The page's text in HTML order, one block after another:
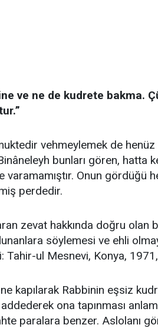
ve ne de kudrete bakma.
vehmeylemek de
bunları gören, hatta
varamamıştır. Onun gördüğü
perdedir.
zevat hakkında doğru olan
söylemesi ve ehli
Tahir-ul Mesnevi, Konya,
kapılarak Rabbinin eşsiz
ona tapınması
paralara benzer. Aslolanı